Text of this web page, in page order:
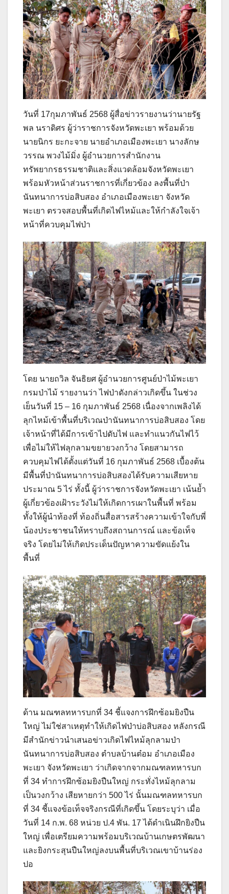
วันที่ 17กุมภาพันธ์ 2568 ผู้สื่อข่าวรายงานว่านายรัฐ
พล นราดิศร ผู้ว่าราชการจังหวัดพะเยา พร้อมด้วย
นายนิกร ยะกะจาย นายอำเภอเมืองพะเยา นางลักษ
วรรณ พวงไม้มิ่ง ผู้อำนวยการสำนักงาน
ทรัพยากรธรรมชาติและสิ่งแวดล้อมจังหวัดพะเยา
พร้อมหัวหน้าส่วนราชการที่เกี่ยวข้อง ลงพื้นที่ป่า
นันทนาการบ่อสิบสอง อำเภอเมืองพะเยา จังหวัด
พะเยา ตรวจสอบพื้นที่เกิดไฟไหม้และให้กำลังใจเจ้า
หน้าที่ควบคุมไฟป่า
โดย นายถวิล จันธิยศ ผู้อำนวยการศูนย์ป่าไม้พะเยา
กรมป่าไม้ รายงานว่า ไฟป่าดังกล่าวเกิดขึ้น ในช่วง
เย็นวันที่ 15 – 16 กุมภาพันธ์ 2568 เนื่องจากเพลิงได้
ลุกไหม้เข้าพื้นที่บริเวณป่านันทนาการบ่อสิบสอง โดย
เจ้าหน้าที่ได้มีการเข้าไปดับไฟ และทำแนวกันไฟไว้
เพื่อไม่ให้ไฟลุกลามขยายวงกว้าง โดยสามารถ
ควบคุมไฟได้ตั้งแต่วันที่ 16 กุมภาพันธ์ 2568 เบื้องต้น
มีพื้นที่ป่านันทนาการบ่อสิบสองได้รับความเสียหาย
ประมาณ 5 ไร่ ทั้งนี้ ผู้ว่าราชการจังหวัดพะเยา เน้นย้ำ
ผู้เกี่ยวข้องเฝ้าระวังไม่ให้เกิดการเผาในพื้นที่ พร้อม
ทั้งให้ผู้นำท้องที่ ท้องถิ่นสื่อสารสร้างความเข้าใจกับพี่
น้องประชาชนให้ทราบถึงสถานการณ์ และข้อเท็จ
จริง โดยไม่ให้เกิดประเด็นปัญหาความขัดแย้งใน
พื้นที่
ด้าน มณฑลทหารบกที่ 34 ชี้แจงการฝึกซ้อมยิงปืน
ใหญ่ ไม่ใช่สาเหตุทำให้เกิดไฟป่าบ่อสิบสอง หลังกรณี
มีสำนักข่าวนำเสนอข่าวเกิดไฟไหม้ลุกลามป่า
นันทนาการบ่อสิบสอง ตำบลบ้านต๋อม อำเภอเมือง
พะเยา จังหวัดพะเยา ว่าเกิดจากจากมณฑลทหารบก
ที่ 34 ทำการฝึกซ้อมยิงปืนใหญ่ กระทั่งไหม้ลุกลาม
เป็นวงกว้าง เสียหายกว่า 500 ไร่ นั้นมณฑลทหารบก
ที่ 34 ชี้แจงข้อเท็จจริงกรณีที่เกิดขึ้น โดยระบุว่า เมื่อ
วันที่ 14 ก.พ. 68 หน่วย ป.4 พัน. 17 ได้ดำเนินฝึกยิงปืน
ใหญ่ เพื่อเตรียมความพร้อมบริเวณบ้านเกษตรพัฒนา
และยิงกระสุนปืนใหญ่ลงบนพื้นที่บริเวณเขาบ้านร่อง
ปอ